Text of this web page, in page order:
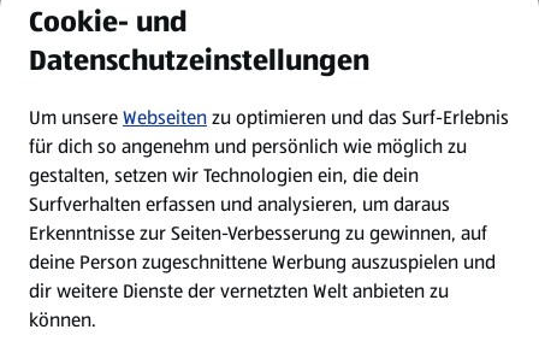
Newsletter
WhatsApp
Über ALDI SÜD
Filialen
Cookie- und
Datenschutzeinstellungen
Um unsereWebseitenzu optimieren und das Surf-Erlebnis
für dich so angenehm und persönlich wie möglich zu
gestalten, setzen wir Technologien ein, die dein
Surfverhalten erfassen und analysieren, um daraus
Erkenntnisse zur Seiten-Verbesserung zu gewinnen, auf
deine Person zugeschnittene Werbung auszuspielen und
dir weitere Dienste der vernetzten Welt anbieten zu
können.